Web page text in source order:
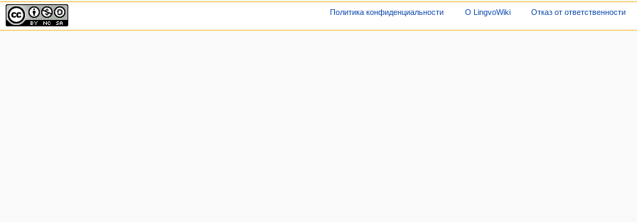
Политика конфиденциальности О LingvoWiki Отказ от ответственности